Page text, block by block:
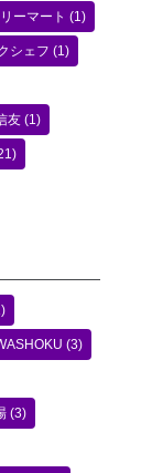
ーマート (1)
シェフ (1)
友 (1)
(3)
(3)